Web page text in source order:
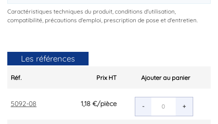
Caractéristiques techniques du produit, conditions d'utilisation,
compatibilité, précautions d'emploi, prescription de pose et d'entretien.
Les références
Réf. Prix HT Ajouter au panier
5092-08 1,18 €/pièce - +